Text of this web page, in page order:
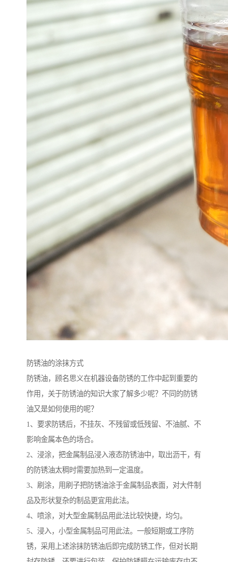
防锈油的涂抹方式
防锈油，顾名思义在机器设备防锈的工作中起到重要的
作用，关于防锈油的知识大家了解多少呢？不同的防锈
油又是如何使用的呢？
1、要求防锈后，不挂灰、不残留或低残留、不油腻、不
影响金属本色的场合。
2、浸涂，把金属制品浸入液态防锈油中，取出沥干，有
的防锈油太稠时需要加热到一定温度。
3、刷涂，用刷子把防锈油涂于金属制品表面，对大件制
品及形状复杂的制品更宜用此法。
4、喷涂，对大型金属制品用此法比较快捷，均匀。
5、浸入，小型金属制品可用此法。一般短期或工序防
锈，采用上述涂抹防锈油后即完成防锈工作，但对长期